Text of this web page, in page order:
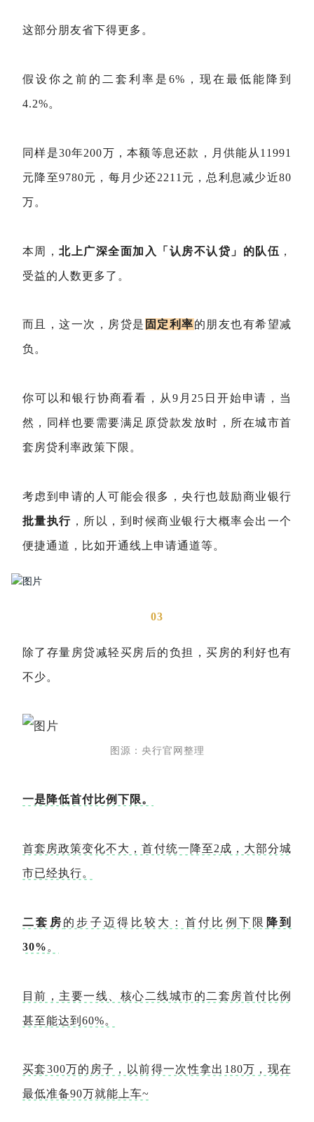
这部分朋友省下得更多。
假设你之前的二套利率是6%，现在最低能降到
4.2%。
同样是30年200万，本额等息还款，月供能从11991
元降至9780元，每月少还2211元，总利息减少近80
万。
本周，北上广深全面加入「认房不认贷」的队伍 ，
受益的人数更多了。
而且，这一次，房贷是 固定利率的朋友也有希望减
负。
你可以和银行协商看看，从9月25日开始申请，当
然，同样也要需要满足原贷款发放时，所在城市首
套房贷利率政策下限。
考虑到申请的人可能会很多，央行也鼓励商业银行
批量执行 ，所以，到时候商业银行大概率会出一个
便捷通道，比如开通线上申请通道等。
03
除了存量房贷减轻买房后的负担，买房的利好也有
不少。
图源：央行官网整理
一是降低首付比例下限。
首套房政策变化不大，首付统一降至2成，大部分城
市已经执行。
二套房 的步子迈得比较大：首付比例下限 降到
30% 。
目前，主要一线、核心二线城市的二套房首付比例
甚至能达到60%。
买套300万的房子，以前得一次性拿出180万，现在
最低准备90万就能上车~